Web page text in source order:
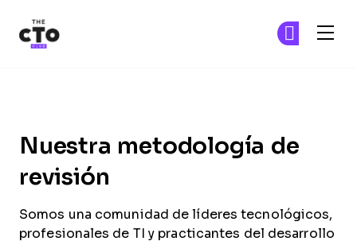
Nuestra metodología de
revisión
Somos una comunidad de líderes tecnológicos,
profesionales de TI y practicantes del desarrollo